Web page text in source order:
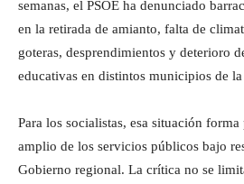
semanas, el PSOE ha denunciado
en la retirada de amianto, falta de
goteras, desprendimientos y deterioro
educativas en distintos municipios de
Para los socialistas, esa situación
amplio de los servicios públicos bajo
Gobierno regional. La crítica no se